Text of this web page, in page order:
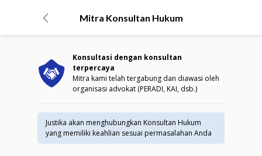
Mitra Konsultan Hukum
Konsultasi dengan konsultan
terpercaya
Mitra kami telah tergabung dan diawasi oleh
organisasi advokat (PERADI, KAI, dsb.)
Justika akan menghubungkan Konsultan Hukum
yang memiliki keahlian sesuai permasalahan Anda